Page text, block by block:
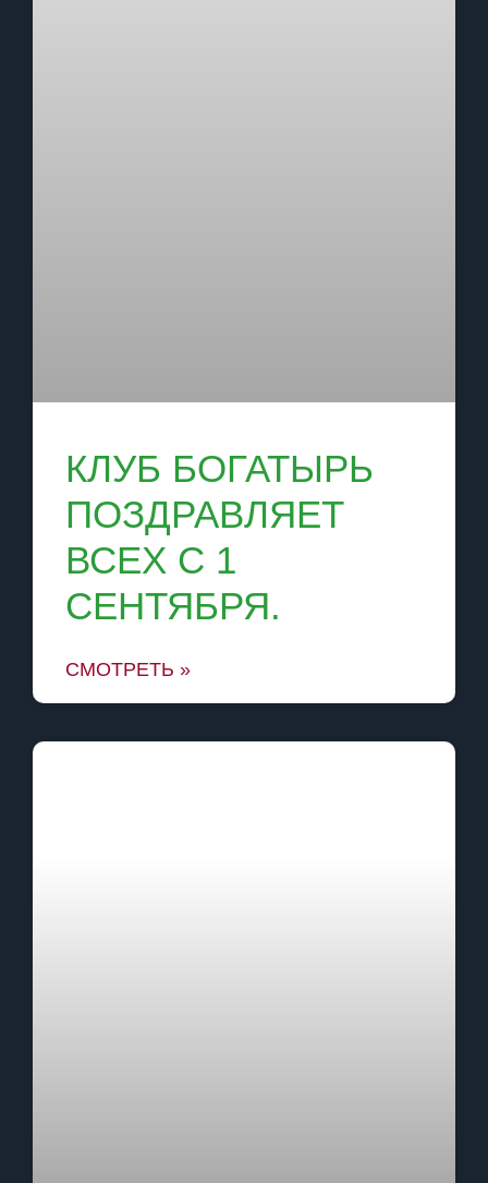
КЛУБ БОГАТЫРЬ
ПОЗДРАВЛЯЕТ
ВСЕХ С 1
СЕНТЯБРЯ.
СМОТРЕТЬ »